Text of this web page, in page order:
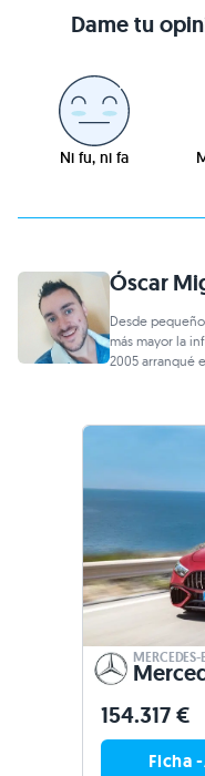
Dame tu
Ni fu, ni fa
Óscar
Desde
más mayor la
2005 arranqué
154.317 €
Ficha